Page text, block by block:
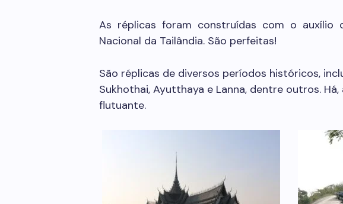
As réplicas foram construídas com o auxílio
Nacional da Tailândia. São perfeitas!
São réplicas de diversos períodos históricos,
Sukhothai, Ayutthaya e Lanna, dentre outros.
flutuante.